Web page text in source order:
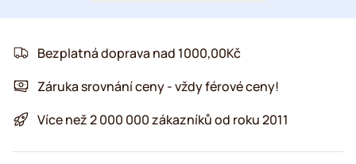
Bezplatná doprava nad 1000,00Kč
Záruka srovnání ceny - vždy férové ceny!
Více než 2 000 000 zákazníků od roku 2011